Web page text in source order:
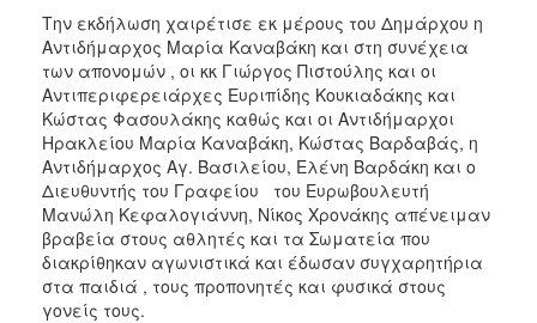
Την εκδήλωση χαιρέτισε εκ μέρους του Δημάρχου η
Αντιδήμαρχος Μαρία Καναβάκη και στη συνέχεια
των απονομών , οι κκ Γιώργος Πιστούλης και οι
Αντιπεριφερειάρχες Ευριπίδης Κουκιαδάκης και
Κώστας Φασουλάκης καθώς και οι Αντιδήμαρχοι
Ηρακλείου Μαρία Καναβάκη, Κώστας Βαρδαβάς, η
Αντιδήμαρχος Αγ. Βασιλείου, Ελένη Βαρδάκη και ο
Διευθυντής του Γραφείου του Ευρωβουλευτή
Μανώλη Κεφαλογιάννη, Νίκος Χρονάκης απένειμαν
βραβεία στους αθλητές και τα Σωματεία που
διακρίθηκαν αγωνιστικά και έδωσαν συγχαρητήρια
στα παιδιά , τους προπονητές και φυσικά στους
γονείς τους.